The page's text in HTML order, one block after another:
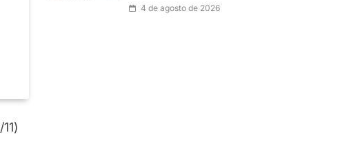
4 de agosto de 2026